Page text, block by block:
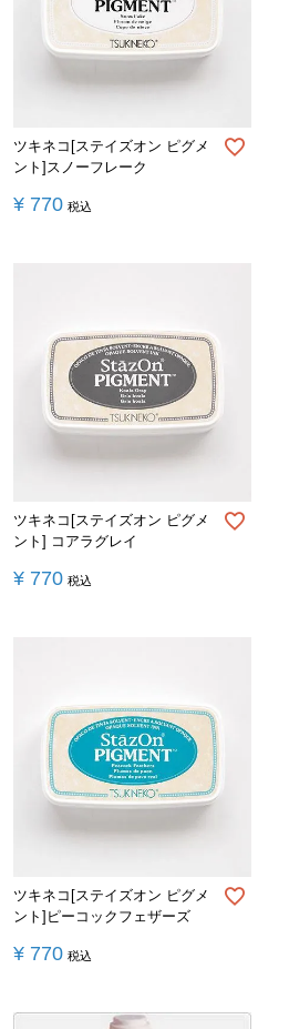
ツキネコ[ステイズオン ピグメ
ント]スノーフレーク
¥ 770 税込
ツキネコ[ステイズオン ピグメ
ント] コアラグレイ
¥ 770 税込
ツキネコ[ステイズオン ピグメ
ント]ピーコックフェザーズ
¥ 770 税込